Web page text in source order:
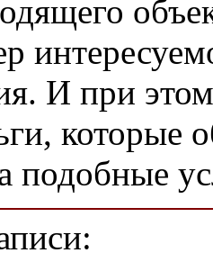
И при
которые
подобные